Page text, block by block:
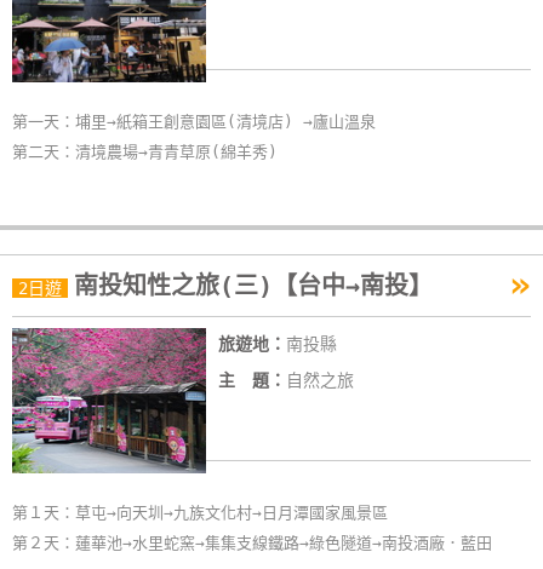
第一天：埔里→紙箱王創意園區(清境店) →廬山溫泉
第二天：清境農場→青青草原(綿羊秀)
2日遊 南投知性之旅(三)【台中→南投】 »
旅遊地： 南投縣
主 題： 自然之旅
第１天：草屯→向天圳→九族文化村→日月潭國家風景區
第２天：蓮華池→水里蛇窯→集集支線鐵路→綠色隧道→南投酒廠．藍田